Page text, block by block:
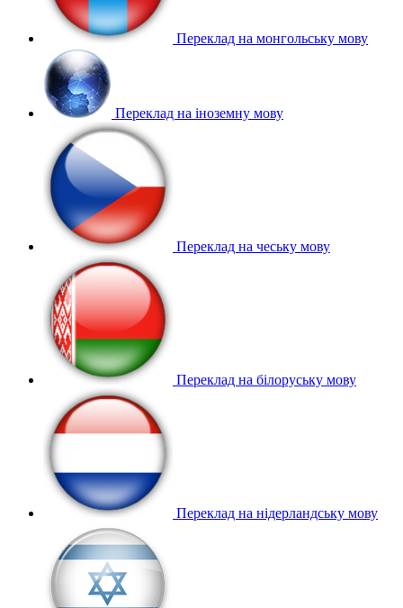
Переклад на монгольську мову
Переклад на іноземну мову
Переклад на чеську мову
Переклад на білоруську мову
Переклад на нідерландську мову